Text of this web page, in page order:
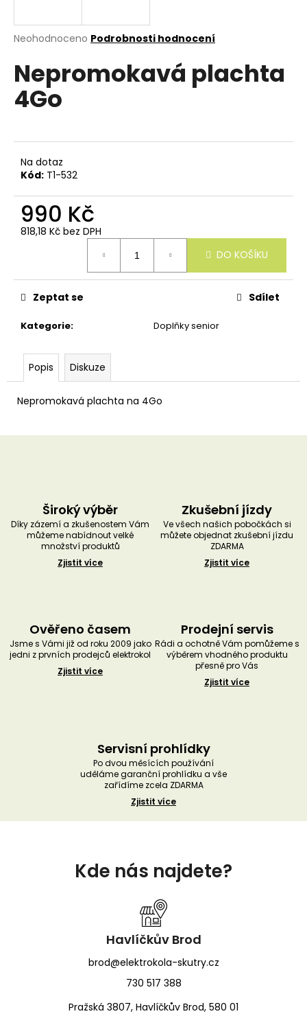
Průměrné
produktu
je
0,0
z
Neohodnoceno Podrobnosti hodnocení
Nepromokavá plachta
4Go
Na dotaz
Kód: T1-532
990 Kč
818,18 Kč bez DPH
DO KOŠÍKU
Kategorie: Doplňky senior
Zeptat se Sdílet
Popis Diskuze
Nepromokavá plachta na 4Go
Široký výběr
Díky zázemí a zkušenostem Vám
můžeme nabídnout velké
množství produktů
Zjistit více
Zkušební jízdy
Ve všech našich pobočkách si
můžete objednat zkušební jízdu
ZDARMA
Zjistit více
Ověřeno časem
Jsme s Vámi již od roku 2009 jako
jedni z prvních prodejců elektrokol
Zjistit více
Prodejní servis
Rádi a ochotně Vám pomůžeme s
výběrem vhodného produktu
přesně pro Vás
Zjistit více
Servisní prohlídky
Po dvou měsících používání
uděláme garanční prohlídku a vše
zařídíme zcela ZDARMA
Zjistit více
n
a
í
t
?
o
Kde nás najdete?
Havlíčkův Brod
brod@elektrokola-skutry.cz
730 517 388
Pražská 3807, Havlíčkův Brod, 580 01